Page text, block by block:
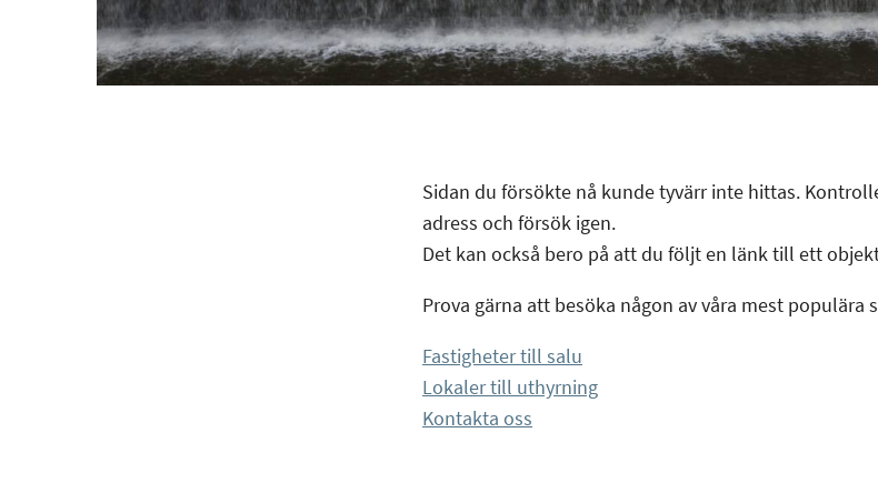
Sidan du försökte nå kunde tyvärr inte hittas.
adress och försök igen.
Det kan också bero på att du följt en länk till ett
Prova gärna att besöka någon av våra mest populära
Fastigheter till salu
Lokaler till uthyrning
Kontakta oss
funktioner,
såsom
sidnavigering
och åtkomst
Webbplatsen
korrekt utan
dessa cookies.